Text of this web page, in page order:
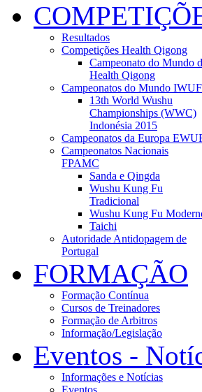
Resultados
Competições Health Qigong
Campeonato do Mundo
Health Qigong
Campeonatos do Mundo IWUF
13th World Wushu
Championships (WWC)
Indonésia 2015
Campeonatos da Europa
Campeonatos Nacionais
FPAMC
Sanda e Qingda
Wushu Kung Fu
Tradicional
Wushu Kung Fu
Taichi
Autoridade Antidopagem de
Portugal
FORMAÇÃO
Formação Contínua
Cursos de Treinadores
Formação de Arbitros
Informação/Legislação
Eventos -
Informações e Notícias
Eventos